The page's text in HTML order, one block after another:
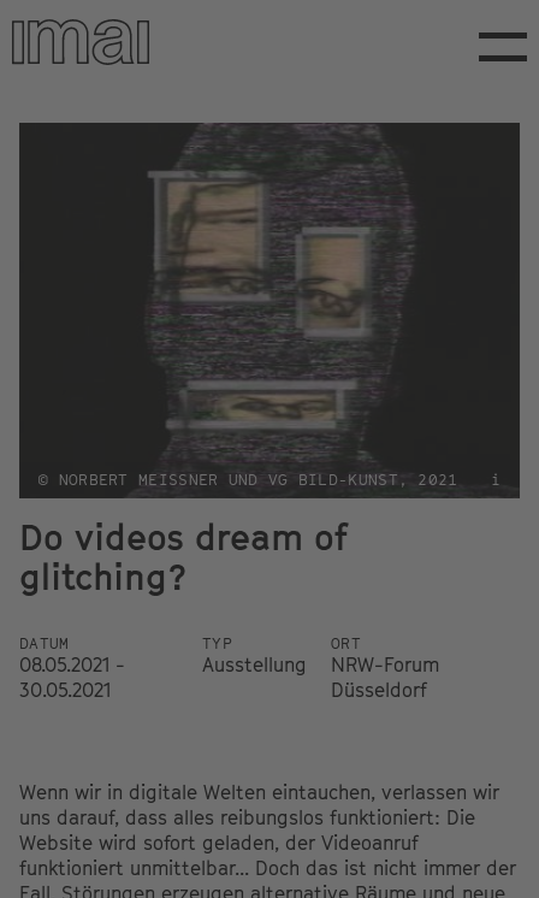
Direkt
zum
Inhalt
© NORBERT MEISSNER UND VG BILD-KUNST, 2021 i
Do videos dream of
glitching?
DATUM
08.05.2021 -
30.05.2021
TYP
Ausstellung
ORT
NRW-Forum
Düsseldorf
Wenn wir in digitale Welten eintauchen, verlassen wir
uns darauf, dass alles reibungslos funktioniert: Die
Website wird sofort geladen, der Videoanruf
funktioniert unmittelbar... Doch das ist nicht immer der
Fall. Störungen erzeugen alternative Räume und neue